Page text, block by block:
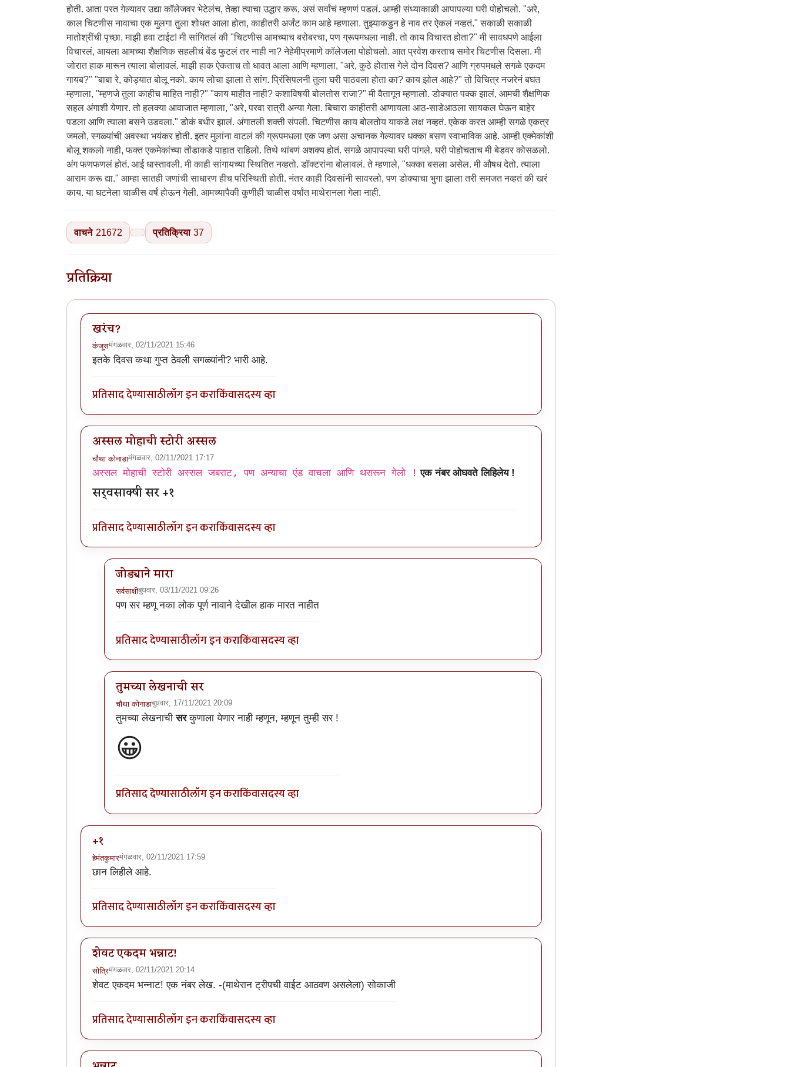
वाचने 21672 प्रतिक्रिया 37
प्रतिक्रिया
खरंच?
कंजूसमंगळवार, 02/11/2021 15:46
इतके दिवस कथा गुप्त ठेवली सगळ्यांनी? भारी आहे.
प्रतिसाद देण्यासाठीलॉग इन कराकिंवासदस्य व्हा
अस्सल मोहाची स्टोरी अस्सल
चौथा कोनाडामंगळवार, 02/11/2021 17:17
अस्सल मोहाची स्टोरी अस्सल जबराट, पण अन्याचा एंड वाचला आणि थरारून गेलो ! एक नंबर ओघवते लिहिलेय !
सर्वसाक्षी सर +१
प्रतिसाद देण्यासाठीलॉग इन कराकिंवासदस्य व्हा
जोड्याने मारा
सर्वसाक्षीबुधवार, 03/11/2021 09:26
In reply toअस्सल मोहाची स्टोरी अस्सलbyचौथा कोनाडा
पण सर म्हणू नका लोक पूर्ण नावाने देखील हाक मारत नाहीत
प्रतिसाद देण्यासाठीलॉग इन कराकिंवासदस्य व्हा
तुमच्या लेखनाची सर
चौथा कोनाडाबुधवार, 17/11/2021 20:09
In reply toअस्सल मोहाची स्टोरी अस्सलbyचौथा कोनाडा
तुमच्या लेखनाचीसरकुणाला येणार नाही म्हणून, म्हणून तुम्ही सर !
😀
प्रतिसाद देण्यासाठीलॉग इन कराकिंवासदस्य व्हा
+१
हेमंतकुमारमंगळवार, 02/11/2021 17:59
छान लिहीले आहे.
प्रतिसाद देण्यासाठीलॉग इन कराकिंवासदस्य व्हा
शेवट एकदम भन्नाट!
सोत्रिमंगळवार, 02/11/2021 20:14
शेवट एकदम भन्नाट! एक नंबर लेख. -(माथेरान ट्रीपची वाईट आठवण असलेला) सोकाजी
प्रतिसाद देण्यासाठीलॉग इन कराकिंवासदस्य व्हा